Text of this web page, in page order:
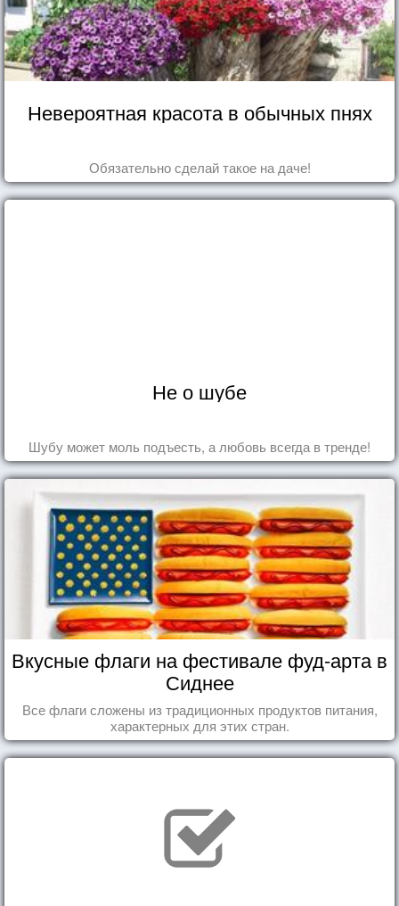
Невероятная красота в обычных пнях
Обязательно сделай такое на даче!
Не о шубе
Шубу может моль подъесть, а любовь всегда в тренде!
Вкусные флаги на фестивале фуд-арта в
Сиднее
Все флаги сложены из традиционных продуктов питания,
характерных для этих стран.